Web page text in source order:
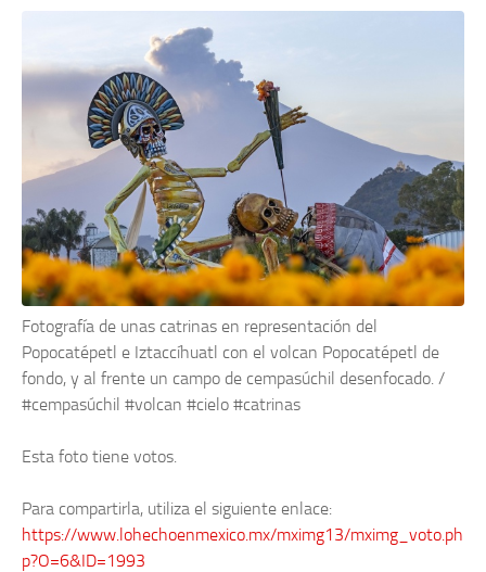
Fotografía de unas catrinas en representación del
Popocatépetl e Iztaccíhuatl con el volcan Popocatépetl de
fondo, y al frente un campo de cempasúchil desenfocado. /
#cempasúchil #volcan #cielo #catrinas
Esta foto tiene votos.
Para compartirla, utiliza el siguiente enlace:
https://www.lohechoenmexico.mx/mximg13/mximg_voto.ph
p?O=6&ID=1993